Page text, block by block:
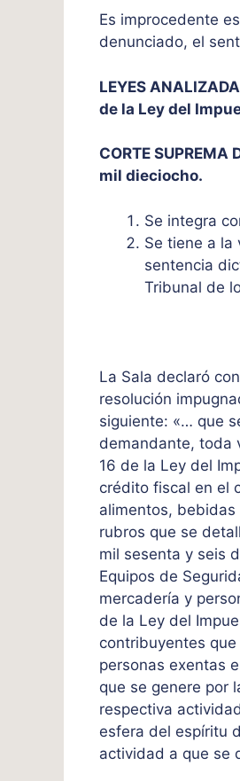
Es improcedente
denunciado, el
LEYES
de la Ley del
CORTE
mil dieciocho.
Se integra
Se tiene a la
sentencia
Tribunal de
La Sala declaró
resolución
siguiente: «… que
demandante, toda
16 de la Ley del
crédito fiscal en el
alimentos, bebidas
rubros que se
mil sesenta y seis
Equipos de
mercadería y
de la Ley del
contribuyentes
personas exentas
que se genere por
respectiva
esfera del espíritu
actividad a que se